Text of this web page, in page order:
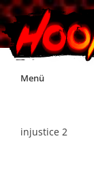
Skip
Menü
injustice 2